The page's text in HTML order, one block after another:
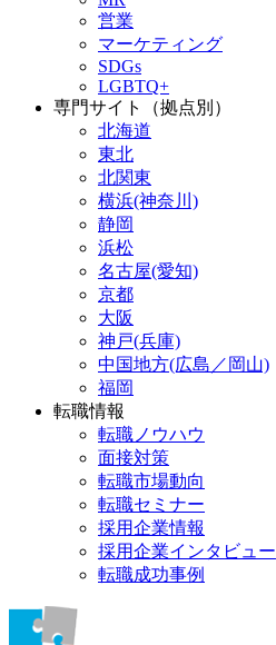
営業
マーケティング
SDGs
LGBTQ+
専門サイト（拠点別）
北海道
東北
北関東
横浜(神奈川)
静岡
浜松
名古屋(愛知)
京都
大阪
神戸(兵庫)
中国地方(広島／岡山)
福岡
転職情報
転職ノウハウ
面接対策
転職市場動向
転職セミナー
採用企業情報
採用企業インタビュー
転職成功事例